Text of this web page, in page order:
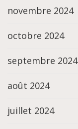
novembre 2024
octobre 2024
septembre 2024
août 2024
juillet 2024